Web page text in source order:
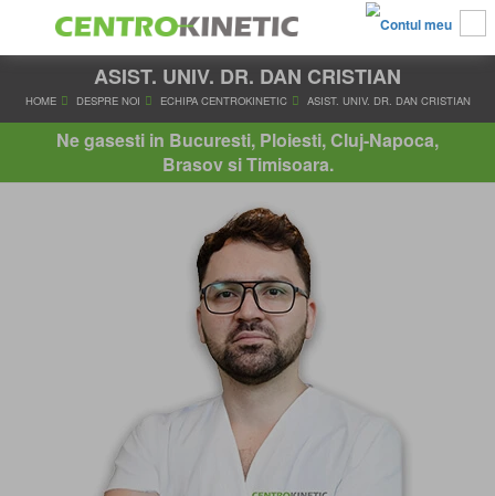
ASIST. UNIV. DR. DAN CRISTIAN
HOME DESPRE NOI ECHIPA CENTROKINETIC ASIST. UNIV. DR.
Ne gasesti in Bucuresti, Ploiesti, Cluj-Napoca,
Brasov si Timisoara.